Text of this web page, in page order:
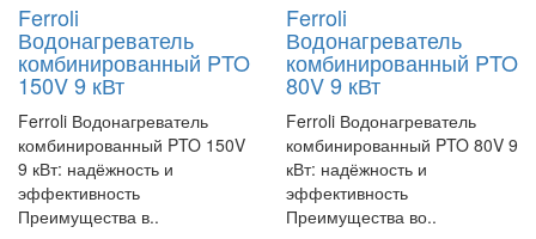
Ferroli
Водонагреватель
комбинированный PTO
150V 9 кВт
Ferroli Водонагреватель
комбинированный PTO 150V
9 кВт: надёжность и
эффективность
Преимущества в..
Ferroli
Водонагреватель
комбинированный PTO
80V 9 кВт
Ferroli Водонагреватель
комбинированный PTO 80V 9
кВт: надёжность и
эффективность
Преимущества во..